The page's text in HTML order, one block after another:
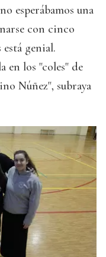
esperábamos una
con cinco
genial.
en los "coles" de
Núñez", subraya